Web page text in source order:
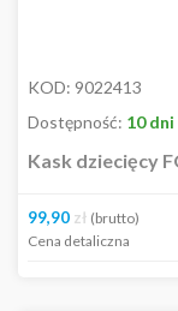
KOD: 9022413
Dostępność: 10 dni
Kask dziecięcy
99,90 zł (brutto)
Cena detaliczna